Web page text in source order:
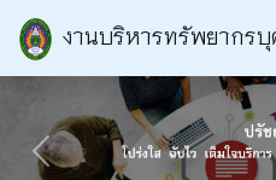
งานบริหารทรัพยากร
Previous